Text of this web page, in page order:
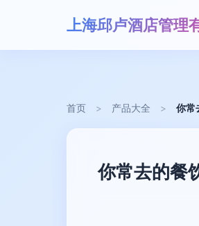
上海邱卢酒店管理
首页 > 产品大全 > 你常
你常去的餐